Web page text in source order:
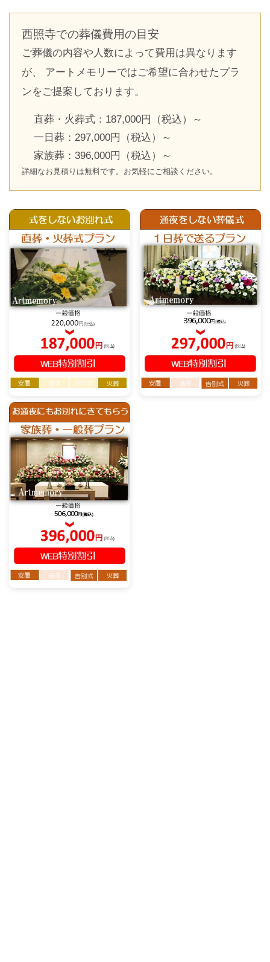
西照寺での葬儀費用の目安
ご葬儀の内容や人数によって費用は異なります
が、 アートメモリーではご希望に合わせたプラ
ンをご提案しております。
直葬・火葬式：187,000円（税込）～
一日葬：297,000円（税込）～
家族葬：396,000円（税込）～
詳細なお見積りは無料です。お気軽にご相談ください。